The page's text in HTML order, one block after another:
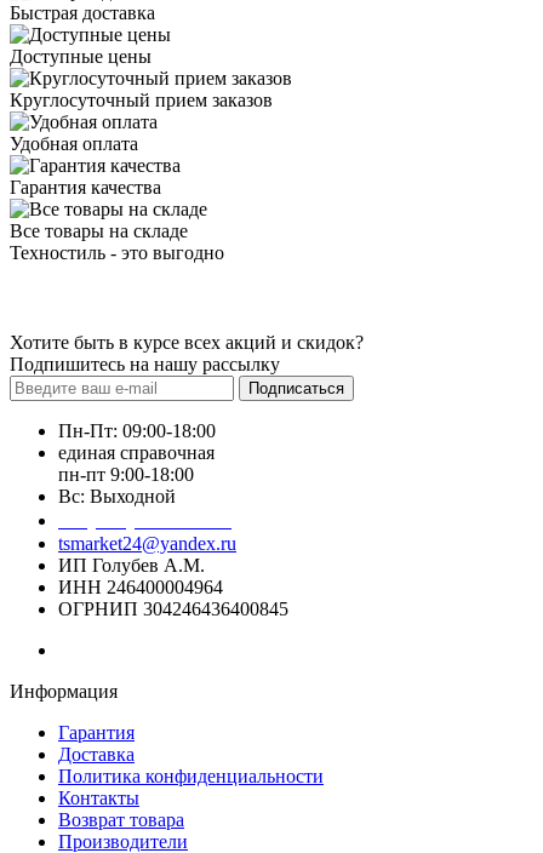
Быстрая доставка
Доступные цены
Круглосуточный прием заказов
Удобная оплата
Гарантия качества
Все товары на складе
Техностиль - это выгодно
Хотите быть в курсе всех акций и скидок?
Подпишитесь на нашу рассылку
Подписаться
Пн-Пт: 09:00-18:00
единая справочная
пн-пт 9:00-18:00
Вс: Выходной
tsmarket24@yandex.ru
ИП Голубев А.М.
ИНН 246400004964
ОГРНИП 304246436400845
Информация
Гарантия
Доставка
Политика конфиденциальности
Контакты
Возврат товара
Производители